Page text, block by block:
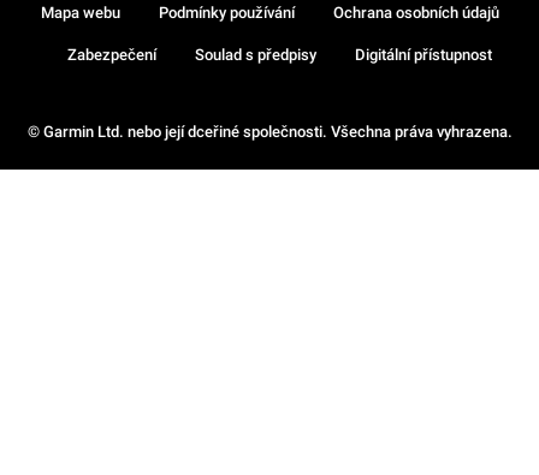
© Garmin Ltd. nebo její dceřiné společnosti. Všechna práva vyhrazena.
Mapa webu Podmínky používání Ochrana osobních údajů
Zabezpečení Soulad s předpisy Digitální přístupnost